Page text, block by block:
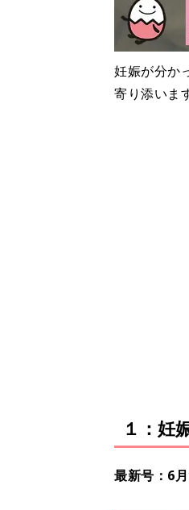
妊娠が分か
寄り添いま
１：妊
最新号：6